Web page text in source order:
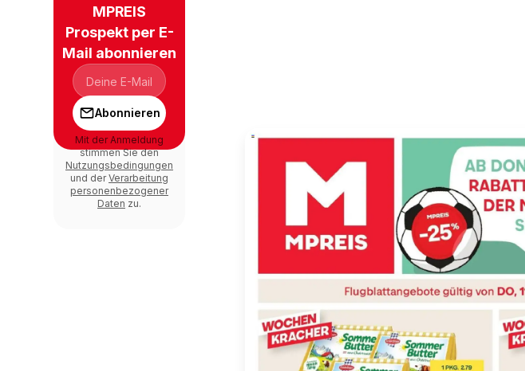
MPREIS
Prospekt per E-
Mail abonnieren
Abonnieren
Mit der Anmeldung
stimmen Sie den
Nutzungsbedingungen
und derVerarbeitung
personenbezogener
Daten zu.